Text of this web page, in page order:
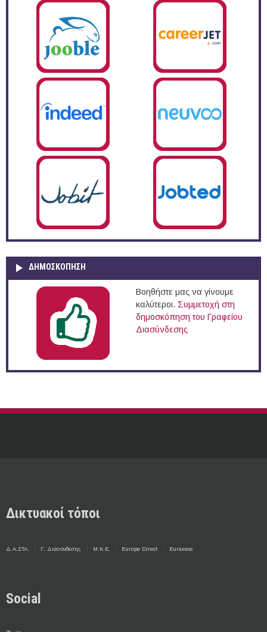
ΔΗΜΟΣΚΌΠΗΣΗ
Βοηθήστε μας να γίνουμε
καλύτεροι. Συμμετοχή στη
δημοσκόπηση του Γραφείου
Διασύνδεσης
Δικτυακοί τόποι
Δ.Α.ΣΤΑ. Γ. Διασύνδεσης Μ.Κ.Ε. Europe Direct Euraxess
Social